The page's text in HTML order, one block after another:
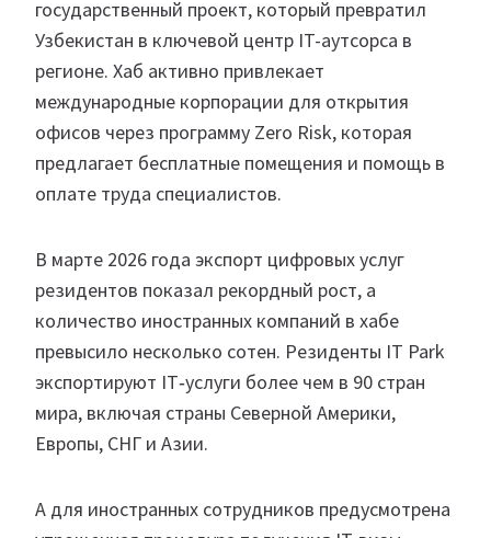
государственный проект, который превратил
Узбекистан в ключевой центр IT-аутсорса в
регионе. Хаб активно привлекает
международные корпорации для открытия
офисов через программу Zero Risk, которая
предлагает бесплатные помещения и помощь в
оплате труда специалистов.
В марте 2026 года экспорт цифровых услуг
резидентов показал рекордный рост, а
количество иностранных компаний в хабе
превысило несколько сотен. Резиденты IT Park
экспортируют IT‑услуги более чем в 90 стран
мира, включая страны Северной Америки,
Европы, СНГ и Азии.
А для иностранных сотрудников предусмотрена